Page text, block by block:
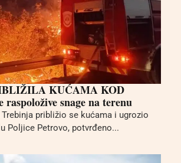
KUĆAMA KOD
snage na terenu
približio se kućama i ugrozio
Poljice Petrovo, potvrđeno...